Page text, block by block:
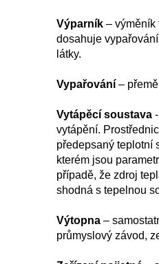
Výparník– výměník
dosahuje
látky.
Vypařování–
Vytápěcí soustava-
vytápění.
předepsaný teplotní
kterém jsou
případě, že zdroj
shodná s tepelnou
Výtopna–
průmyslový závod,